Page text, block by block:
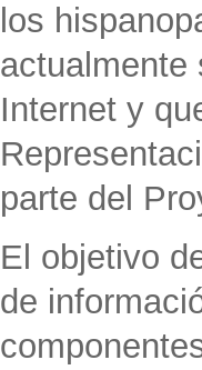
los
actualmente
Internet y
parte del
El objetivo
de